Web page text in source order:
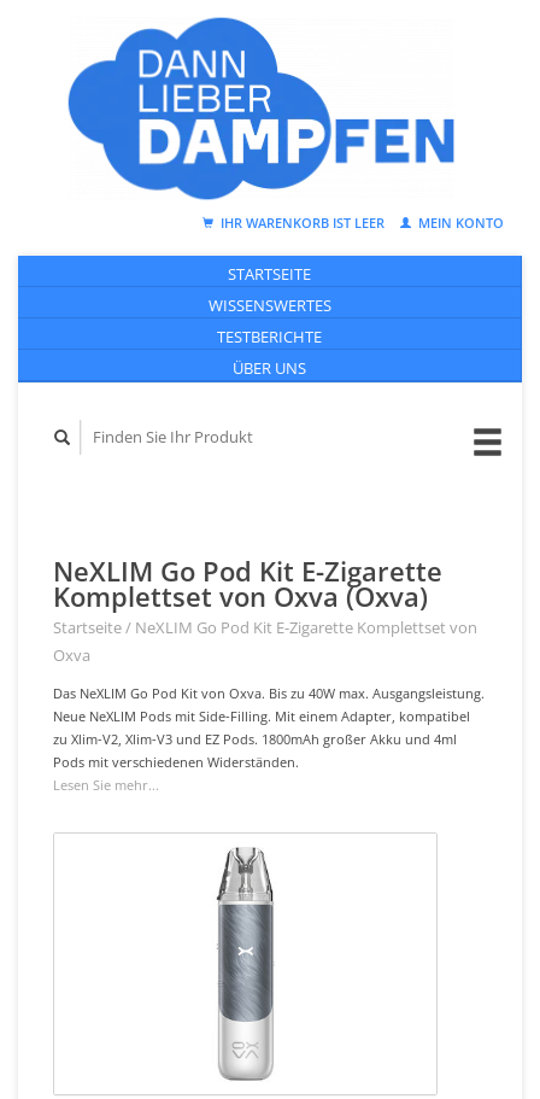
IHR WARENKORB IST LEER MEIN KONTO
STARTSEITE
WISSENSWERTES
TESTBERICHTE
ÜBER UNS
NeXLIM Go Pod Kit E-Zigarette
Komplettset von Oxva (Oxva)
Startseite/ NeXLIM Go Pod Kit E-Zigarette Komplettset von
Oxva
Das NeXLIM Go Pod Kit von Oxva. Bis zu 40W max. Ausgangsleistung.
Neue NeXLIM Pods mit Side-Filling. Mit einem Adapter, kompatibel
zu Xlim-V2, Xlim-V3 und EZ Pods. 1800mAh großer Akku und 4ml
Pods mit verschiedenen Widerständen.
Lesen Sie mehr...